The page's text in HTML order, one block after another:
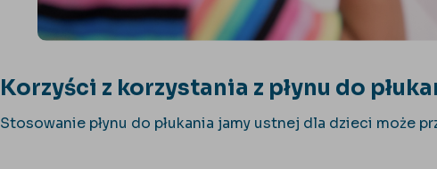
Korzyści z korzystania z płynu do
Stosowanie płynu do płukania jamy ustnej dla dzieci może